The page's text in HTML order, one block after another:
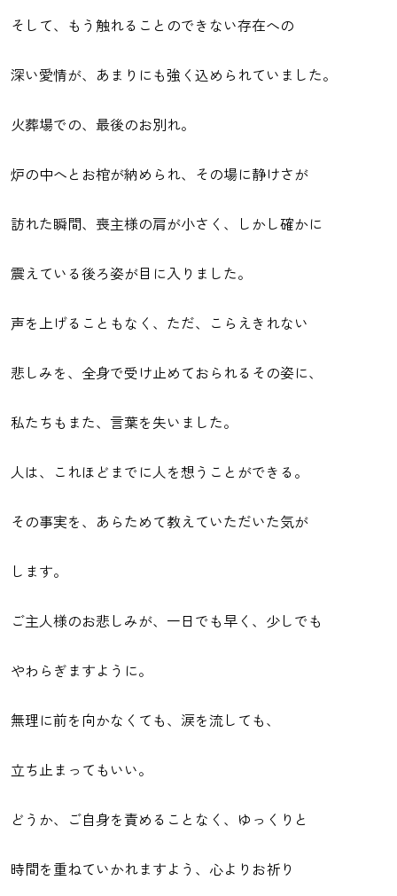
そして、もう触れることのできない存在への
深い愛情が、あまりにも強く込められていました。
火葬場での、最後のお別れ。
炉の中へとお棺が納められ、その場に静けさが
訪れた瞬間、喪主様の肩が小さく、しかし確かに
震えている後ろ姿が目に入りました。
声を上げることもなく、ただ、こらえきれない
悲しみを、全身で受け止めておられるその姿に、
私たちもまた、言葉を失いました。
人は、これほどまでに人を想うことができる。
その事実を、あらためて教えていただいた気が
します。
ご主人様のお悲しみが、一日でも早く、少しでも
やわらぎますように。
無理に前を向かなくても、涙を流しても、
立ち止まってもいい。
どうか、ご自身を責めることなく、ゆっくりと
時間を重ねていかれますよう、心よりお祈り